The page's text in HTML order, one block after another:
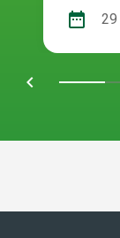
colpo di
al posto
mila
sue
date_range 29
chevron_left